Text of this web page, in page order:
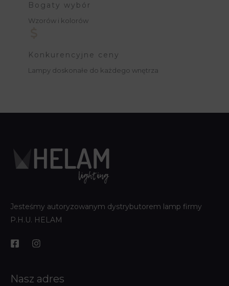
Bogaty wybór
Wzorów i kolorów
Konkurencyjne ceny
Lampy doskonałe do każdego wnętrza
Jesteśmy autoryzowanym dystrybutorem lamp firmy
P.H.U. HELAM
Nasz adres